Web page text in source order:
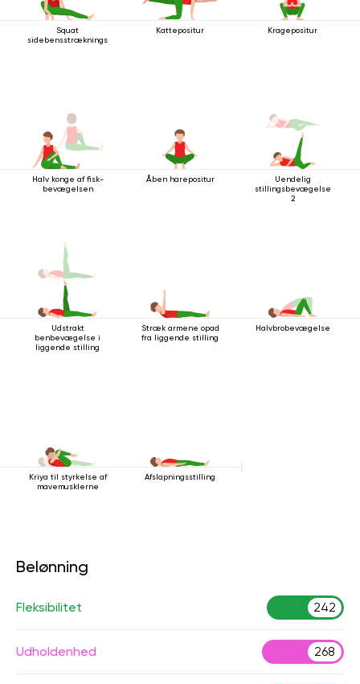
Squat
sidebensstrækningsstilling
Kattepositur Kragepositur
Halv konge af fisk-
bevægelsen
Åben harepositur
Uendelig
stillingsbevægelse
2
Udstrakt
benbevægelse i
liggende stilling
Stræk armene opad
fra liggende stilling
Halvbrobevægelse
Kriya til styrkelse af
mavemusklerne
Afslapningsstilling
Belønning
Fleksibilitet 242
Udholdenhed 268